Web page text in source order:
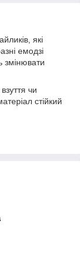
які
емодзі
змінювати
чи
стійкий